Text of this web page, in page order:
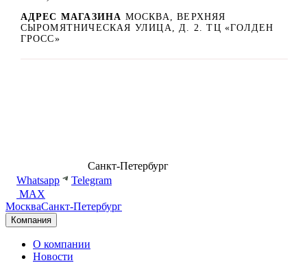
АДРЕС МАГАЗИНА МОСКВА, ВЕРХНЯЯ
СЫРОМЯТНИЧЕСКАЯ УЛИЦА, Д. 2. ТЦ «ГОЛДЕН
ГРОСС»
Санкт-Петербург
Whatsapp
Telegram
MAX
МоскваСанкт-Петербург
Компания
О компании
Новости